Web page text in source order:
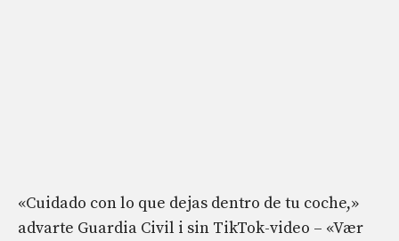
«Cuidado con lo que dejas dentro de tu coche,»
advarte Guardia Civil i sin TikTok-video – «Vær